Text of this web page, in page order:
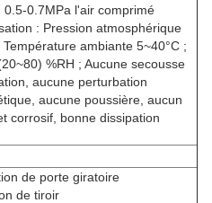
0.5-0.7MPa l'air comprimé
: Pression atmosphérique
ambiante 5~40°C ;
%RH ; Aucune secousse
aucune perturbation
aucune poussière, aucun
corrosif, bonne dissipation
de porte giratoire
de tiroir